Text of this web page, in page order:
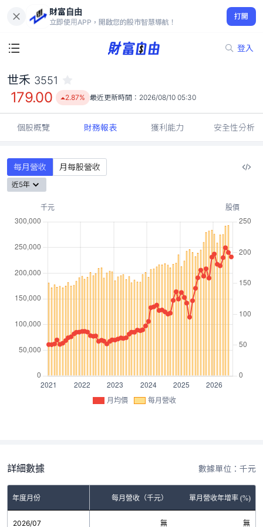
財富自由
立即使用APP，開啟您的股市智慧導航！
打開
登入
179.00
2.87%
世禾 3551
179.00 2.87% 最近更新時間： 2026/08/10 05:30
個股概覽 財務報表 獲利能力 安全性分析
每月營收 月每股營收
近5年
月均價 每月營收
詳細數據 數據單位：千元
年度月份 每月營收（千元） 單月營收年增率 (%)
2026/07 無 無